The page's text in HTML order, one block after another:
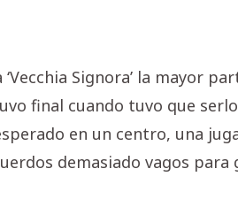
‘Vecchia Signora’ la mayor
final cuando tuvo que
en un centro, una
demasiado vagos